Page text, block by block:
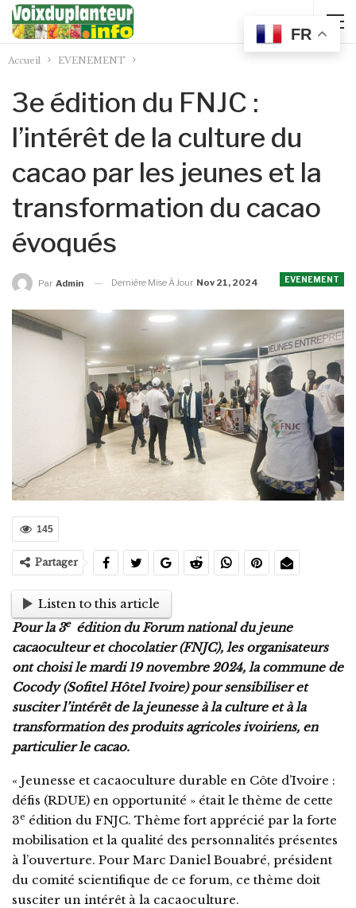
Accueil EVENEMENT
3e édition du FNJC :
l’intérêt de la culture du
cacao par les jeunes et la
transformation du cacao
évoqués
EVENEMENT
Par Admin Dernière Mise À Jour Nov 21, 2024
145
Partager
Listen to this article
Pour la 3eédition du Forum national du jeune
cacaoculteur et chocolatier (FNJC), les organisateurs
ont choisi le mardi 19 novembre 2024, la commune de
Cocody (Sofitel Hôtel Ivoire) pour sensibiliser et
susciter l’intérêt de la jeunesse à la culture et à la
transformation des produits agricoles ivoiriens, en
particulier le cacao.
« Jeunesse et cacaoculture durable en Côte d’Ivoire :
défis (RDUE) en opportunité » était le thème de cette
3e édition du FNJC. Thème fort apprécié par la forte
mobilisation et la qualité des personnalités présentes
à l’ouverture. Pour Marc Daniel Bouabré, président
du comité scientifique de ce forum, ce thème doit
susciter un intérêt à la cacaoculture.
FR